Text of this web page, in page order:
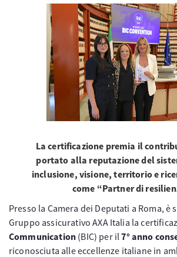
La certificazione premia il
portato alla reputazione del
inclusione, visione, territorio e
come “Partner di
Presso la Camera dei Deputati a Roma, è
Gruppo assicurativo AXA Italia la
Communication (BIC) per il7° anno
riconosciuta alle eccellenze italiane in